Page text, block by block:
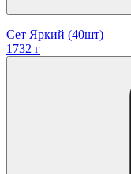
Сет Яркий (40шт)
1732 г